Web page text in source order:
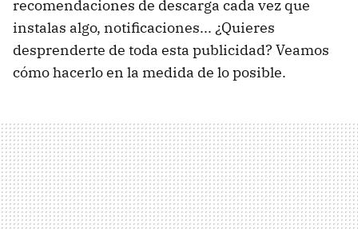
recomendaciones de descarga cada vez que
instalas algo, notificaciones... ¿Quieres
desprenderte de toda esta publicidad? Veamos
cómo hacerlo en la medida de lo posible.